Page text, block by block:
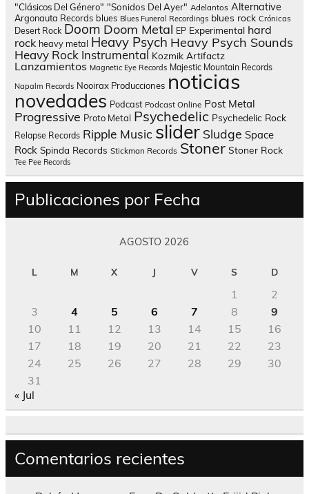
"Clásicos Del Género" "Sonidos Del Ayer" Adelantos Alternative
Argonauta Records blues Blues Funeral Recordings blues rock Crónicas
Desert Rock Doom Doom Metal EP Experimental hard
rock heavy metal Heavy Psych Heavy Psych Sounds
Heavy Rock Instrumental Kozmik Artifactz
Lanzamientos Magnetic Eye Records Majestic Mountain Records
Napalm Records Nooirax Producciones noticias
novedades Podcast Podcast Online Post Metal
Progressive Proto Metal Psychedelic Psychedelic Rock
Relapse Records Ripple Music slider Sludge Space
Rock Spinda Records Stickman Records Stoner Stoner Rock
Tee Pee Records
Publicaciones por Fecha
AGOSTO 2026
L M X J V S D
1
2
3
4 5 6 7 8
9
10
11 12 13 14 15
16
17
18 19 20 21 22
23
24
25 26 27 28 29
30
31
« Jul
Comentarios recientes